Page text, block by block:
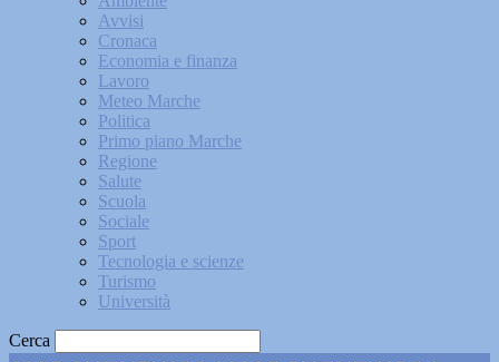
Avvisi
Cronaca
Economia e finanza
Lavoro
Meteo Marche
Politica
Primo piano Marche
Regione
Salute
Scuola
Sociale
Sport
Tecnologia e scienze
Turismo
Università
Cerca